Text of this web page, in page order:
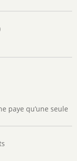
paye qu’une seule